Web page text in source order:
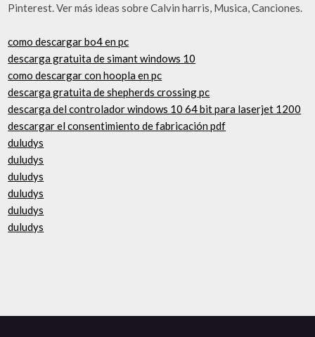
Pinterest. Ver más ideas sobre Calvin harris, Musica, Canciones.
como descargar bo4 en pc
descarga gratuita de simant windows 10
como descargar con hoopla en pc
descarga gratuita de shepherds crossing pc
descarga del controlador windows 10 64 bit para laserjet 1200
descargar el consentimiento de fabricación pdf
duludys
duludys
duludys
duludys
duludys
duludys